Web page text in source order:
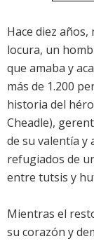
Hace diez años,
locura, un
que amaba y
más de 1.200
historia del
Cheadle),
de su valentía y
refugiados de
entre tutsis y
Mientras el
su corazón y